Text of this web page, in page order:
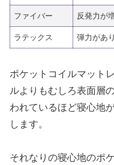
ファイバー 反発力が
ラテックス 弾力があ
ポケットコイルマット
ルよりもむしろ表面層
われているほど寝心地
します。
それなりの寝心地のポ